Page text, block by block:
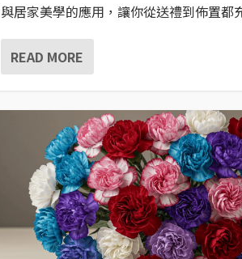
與居家美學的應用，讓你從送禮到佈置都
READ MORE